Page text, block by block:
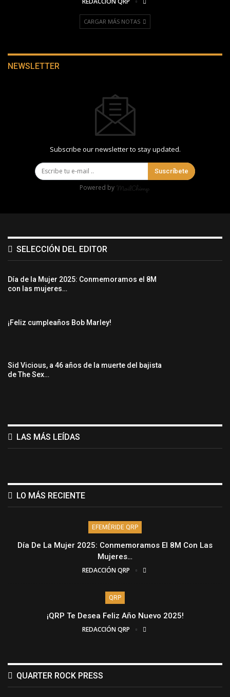
CARGAR MÁS NOTAS
NEWSLETTER
Subscribe our newsletter to stay updated.
Suscríbete
Powered by
SELECCIÓN DEL EDITOR
Día de la Mujer 2025: Conmemoramos el 8M
con las mujeres…
¡Feliz cumpleaños Bob Marley!
Sid Vicious, a 46 años de la muerte del bajista
de The Sex…
LAS MÁS LEÍDAS
LO MÁS RECIENTE
EFEMÉRIDE QRP
Día De La Mujer 2025: Conmemoramos El 8M Con Las
Mujeres…
REDACCIÓN QRP
QRP
¡QRP Te Desea Feliz Año Nuevo 2025!
REDACCIÓN QRP
QUARTER ROCK PRESS